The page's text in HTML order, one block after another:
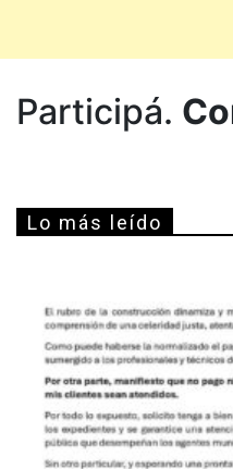
Participá.
Lo más leído